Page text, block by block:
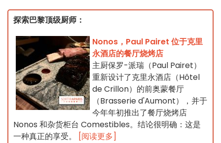
探索巴黎顶级厨师：
Nonos，Paul Pairet 位于克里
永酒店的餐厅烧烤店
主厨保罗-派瑞（Paul Pairet）
重新设计了克里永酒店（Hôtel
de Crillon）的前奥蒙餐厅
（Brasserie d'Aumont），并于
今年年初推出了餐厅烧烤店
Nonos 和杂货柜台 Comestibles。结论很明确：这是
一种真正的享受。
[阅读更多]